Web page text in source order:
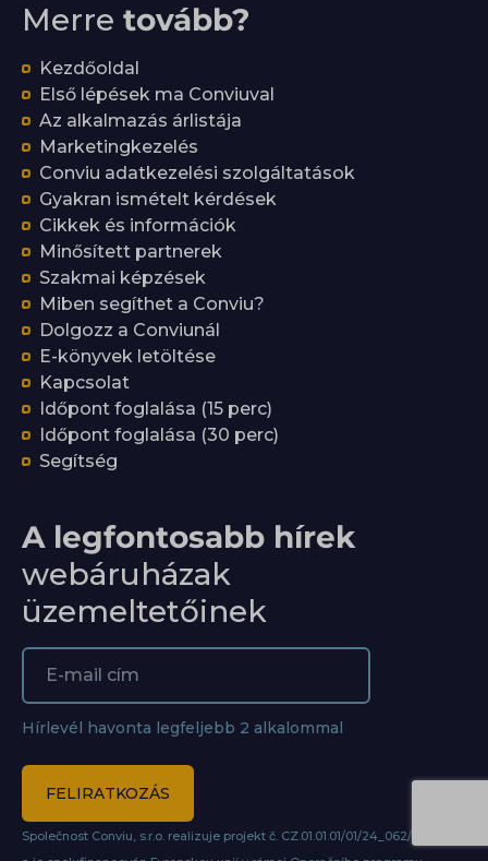
Merre tovább?
Kezdőoldal
Első lépések ma Conviuval
Az alkalmazás árlistája
Marketingkezelés
Conviu adatkezelési szolgáltatások
Gyakran ismételt kérdések
Cikkek és információk
Minősített partnerek
Szakmai képzések
Miben segíthet a Conviu?
Dolgozz a Conviunál
E-könyvek letöltése
Kapcsolat
Időpont foglalása (15 perc)
Időpont foglalása (30 perc)
Segítség
A legfontosabb hírek
webáruházak
üzemeltetőinek
Hírlevél havonta legfeljebb 2 alkalommal
FELIRATKOZÁS
Společnost Conviu, s.r.o. realizuje projekt č. CZ.01.01.01/01/24_062/0007427